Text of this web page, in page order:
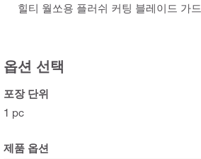
힐티 월쏘용 플러쉬 커팅 블레이드 가드
옵션 선택
포장 단위
1 pc
제품 옵션